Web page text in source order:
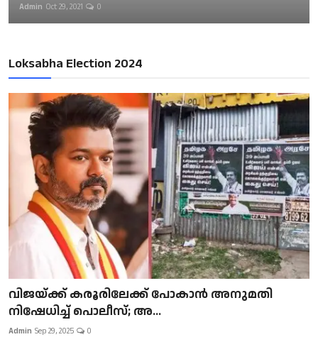
Admin Oct 29, 2021 0
Loksabha Election 2024
വിജയ്ക്ക് കരൂരിലേക്ക് പോകാൻ അനുമതി
നിഷേധിച്ച് പൊലീസ്; അ...
Admin Sep 29, 2025 0